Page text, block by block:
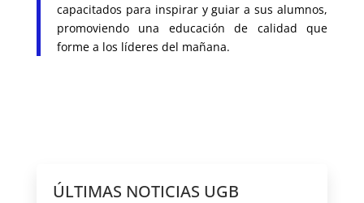
capacitados para inspirar y guiar a sus alumnos,
promoviendo una educación de calidad que
forme a los líderes del mañana.
ÚLTIMAS NOTICIAS UGB